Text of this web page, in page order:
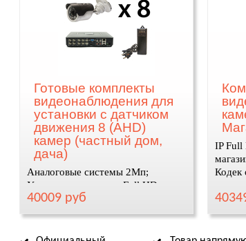
Готовые комплекты
видеонаблюдения для
установки с датчиком
движения 8 (AHD)
камер (частный дом,
дача)
Аналоговые системы 2Мп;
Установка: на улице; Full HD;
антивандальный корпус, защита
40009 руб
IP Full
Кодек